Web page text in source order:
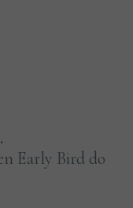
Early Bird do